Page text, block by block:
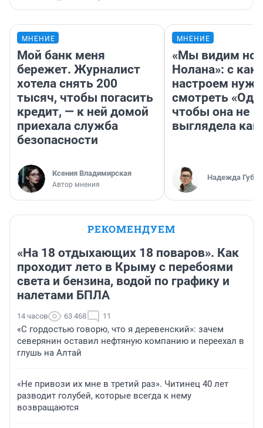
МНЕНИЕ
Мой банк меня
бережет. Журналист
хотела снять 200
тысяч, чтобы погасить
кредит, — к ней домой
приехала служба
безопасности
Ксения Владимирская
Автор мнения
МНЕНИЕ
«Мы видим
Нолана»: с
настроем
смотреть
чтобы она не
выглядела как
Надежда
РЕКОМЕНДУЕМ
«На 18 отдыхающих 18 поваров». Как
проходит лето в Крыму с перебоями
света и бензина, водой по графику и
налетами БПЛА
14 часов 63 468 11
«С гордостью говорю, что я деревенский»: зачем
северянин оставил нефтяную компанию и переехал в
глушь на Алтай
«Не привози их мне в третий раз». Читинец 40 лет
разводит голубей, которые всегда к нему
возвращаются